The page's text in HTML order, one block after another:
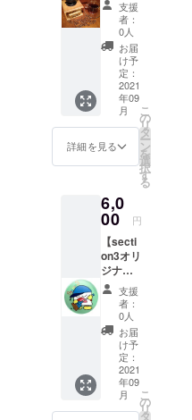
民族の
一員で
もある
ARIOST
O（アリ
オスト
家）。
コー
ヒー栽
培にお
ける長
格に選
別さ
れ、輸
出され
た生豆
です。
苦みと
酸味の
バラン
スの取
れた、
なめら
かな
味。濃
厚でコ
プ。 最
大直径
8.2cm
（フタ
部分）
全体の
高さは
18.8cm
です。
※デザイ
実物と
色味が
若干違
う場合
がござ
いま
す。
容】 生
産地：
インド
ネシア
珈琲豆
(豆)：
200g オ
ススメ
の保存
方法：
冷蔵保
管 画像
メージ
です。
珈琲豆
のお届
けとな
りま
す。
【コー
ヒー豆
につい
て】 生
豆は、
ARIOST
TORAJ
A
支援
者：
0人
お届
け予
定：
2021
年09
月
詳細を見る
こ
の
リ
タ
ー
ン
を
選
択
す
る
6,0
00 円
【secti
on3オリ
ジナル
キーホ
ルダー
＆タオ
ルセッ
ト】
《キー
ホル
ダー》
ハニ
マーク
支援
者：
0人
お届
け予
定：
2021
年09
月
こ
の
リ
タ